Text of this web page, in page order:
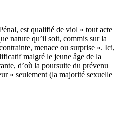
est qualifié de viol « tout acte
nature qu’il soit, commis sur la
menace ou surprise ». Ici,
malgré le jeune âge de la
d’où la poursuite du prévenu
» seulement (la majorité sexuelle